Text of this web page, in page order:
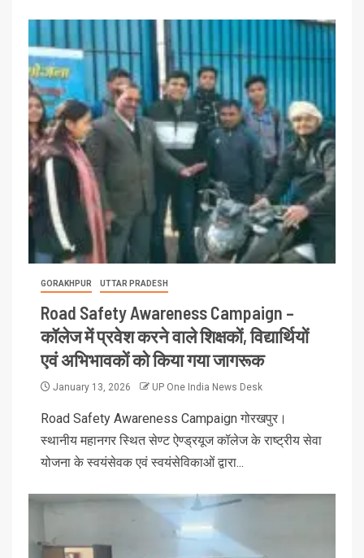
GORAKHPUR UTTAR PRADESH
Road Safety Awareness Campaign –
कॉलेज में प्रवेश करने वाले शिक्षकों, विद्यार्थियों
एवं अभिभावकों को किया गया जागरूक
January 13, 2026 UP One India News Desk
Road Safety Awareness Campaign गोरखपुर।
स्थानीय महानगर स्थित सेण्ट ऐण्ड्रयूज कॉलेज के राष्ट्रीय सेवा
योजना के स्वयंसेवक एवं स्वयंसेविकाओं द्वारा...